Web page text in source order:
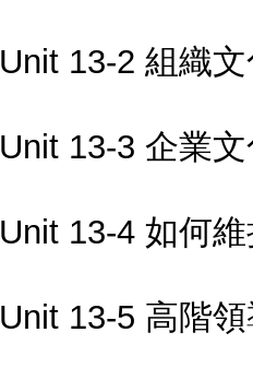
Unit 13-2 組織
Unit 13-3 企業
Unit 13-4 如何
Unit 13-5 高階